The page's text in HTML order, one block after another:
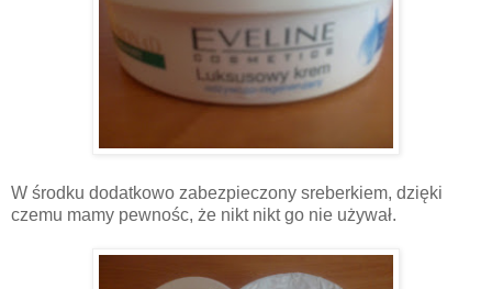
W środku dodatkowo zabezpieczony sreberkiem, dzięki
czemu mamy pewnośc, że nikt nikt go nie używał.